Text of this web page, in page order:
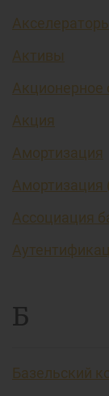
Активы
Акционерное
Акция
Амортизация
Амортизация
Ассоциация
Б
Базельский